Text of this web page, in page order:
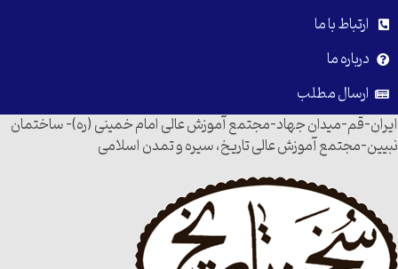
ارتباط با ما
درباره ما
ارسال مطلب
ایران-قم-میدان جهاد-مجتمع آموزش عالی امام خمینی (ره)- ساختمان
نبیین-مجتمع آموزش عالی تاریخ، سیره و تمدن اسلامی